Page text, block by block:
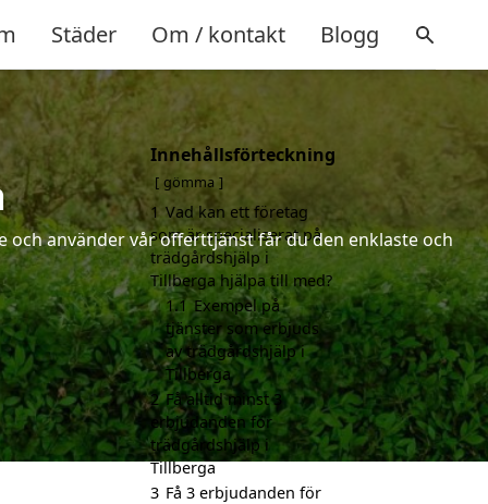
Städer Om / kontakt Blogg
använder vår offerttjänst får du den enklaste och
Innehållsförteckning
gömma
1 Vad kan ett företag
som är specialiserat på
trädgårdshjälp i
Tillberga hjälpa till med?
1.1 Exempel på
tjänster som erbjuds
av trädgårdshjälp i
Tillberga
2 Få alltid minst 3
erbjudanden för
trädgårdshjälp i
Tillberga
3 Få 3 erbjudanden för